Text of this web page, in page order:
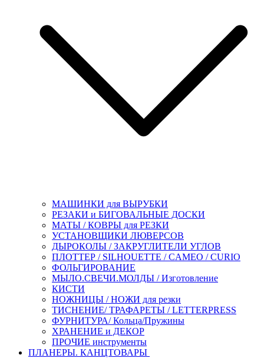
МАШИНКИ для ВЫРУБКИ
РЕЗАКИ и БИГОВАЛЬНЫЕ ДОСКИ
МАТЫ / КОВРЫ для РЕЗКИ
УСТАНОВЩИКИ ЛЮВЕРСОВ
ДЫРОКОЛЫ / ЗАКРУГЛИТЕЛИ УГЛОВ
ПЛОТТЕР / SILHOUETTE / CAMEO / CURIO
ФОЛЬГИРОВАНИЕ
МЫЛО.СВЕЧИ.МОЛДЫ / Изготовление
КИСТИ
НОЖНИЦЫ / НОЖИ для резки
ТИСНЕНИЕ/ ТРАФАРЕТЫ / LETTERPRESS
ФУРНИТУРА/ Кольца/Пружины
ХРАНЕНИЕ и ДЕКОР
ПРОЧИЕ инструменты
ПЛАНЕРЫ. КАНЦТОВАРЫ